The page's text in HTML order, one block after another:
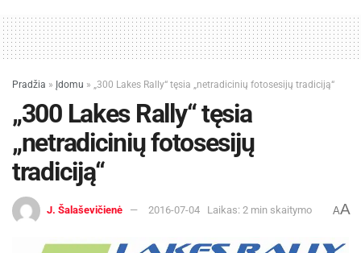
Pradžia » Įdomu » „300 Lakes Rally“ tęsia „netradicinių fotosesijų tradiciją“
„300 Lakes Rally“ tęsia
„netradicinių fotosesijų
tradiciją“
J. Šalaševičienė 2016-07-04 Laikas: 2 min skaitymo AA